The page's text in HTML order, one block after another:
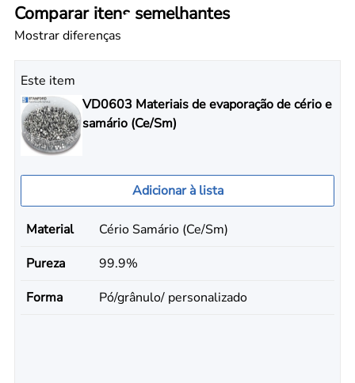
Comparar itens semelhantes
Mostrar diferenças
Este item
VD0603 Materiais de evaporação de cério e
samário (Ce/Sm)
Adicionar à lista
Material
Cério Samário (Ce/Sm)
Pureza
99.9%
Forma
Pó/grânulo/ personalizado